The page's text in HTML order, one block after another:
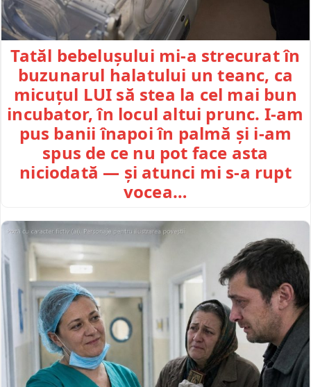
Tatăl bebelușului mi-a strecurat în
buzunarul halatului un teanc, ca
micuțul LUI să stea la cel mai bun
incubator, în locul altui prunc. I-am
pus banii înapoi în palmă și i-am
spus de ce nu pot face asta
niciodată — și atunci mi s-a rupt
vocea…